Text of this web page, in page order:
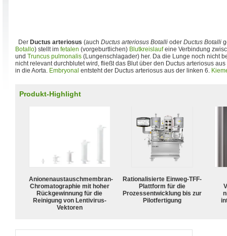
Der Ductus arteriosus (auch Ductus arteriosus Botalli oder Ductus Botalli
Botallo) stellt im fetalen (vorgeburtlichen) Blutkreislaufeine Verbindung
und Truncus pulmonalis (Lungenschlagader) her. Da die Lunge noch nicht
nicht relevant durchblutet wird, fließt das Blut über den Ductus arteriosus
in die Aorta. Embryonal entsteht der Ductus arteriosus aus der linken 6.
Produkt-Highlight
Anionenaustauschmembran-
Chromatographie mit hoher
Rückgewinnung für die
Reinigung von Lentivirus-
Vektoren
Rationalisierte Einweg-TFF-
Plattform für die
Prozessentwicklung bis zur
Pilotfertigung